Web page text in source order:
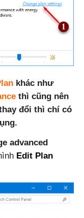
khác như
thì cũng nên
đổi thì chí có
advanced
Edit Plan